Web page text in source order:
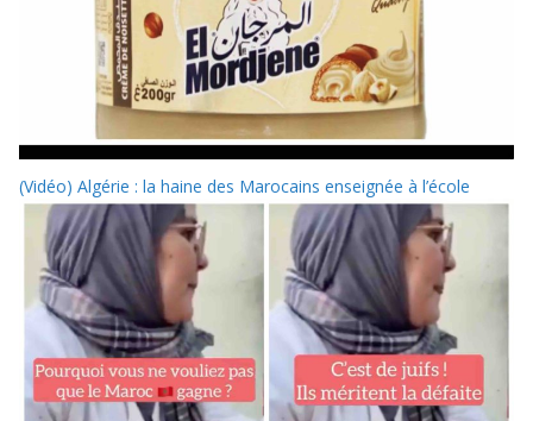
(Vidéo) Algérie : la haine des Marocains enseignée à l’école